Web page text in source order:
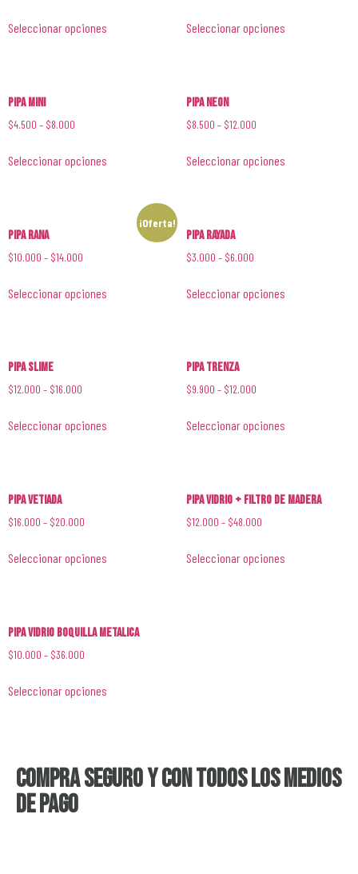
Seleccionar opciones Seleccionar opciones
Pipa Mini
$4.500 – $8.000
Seleccionar opciones
Pipa Neon
$8.500 – $12.000
Seleccionar opciones
¡Oferta!
Pipa Rana
$10.000 – $14.000
Seleccionar opciones
Pipa Rayada
$3.000 – $6.000
Seleccionar opciones
Pipa Slime
$12.000 – $16.000
Seleccionar opciones
Pipa Trenza
$9.900 – $12.000
Seleccionar opciones
Pipa Vetiada
$16.000 – $20.000
Seleccionar opciones
Pipa Vidrio + Filtro de Madera
$12.000 – $48.000
Seleccionar opciones
Pipa Vidrio Boquilla Metalica
$10.000 – $36.000
Seleccionar opciones
Compra seguro y con todos los medios
de pago